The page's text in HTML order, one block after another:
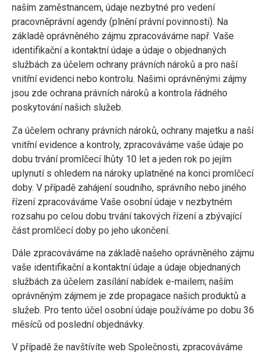
naším zaměstnancem, údaje nezbytné pro vedení
pracovněprávní agendy (plnění právní povinnosti). Na
základě oprávněného zájmu zpracováváme např. Vaše
identifikační a kontaktní údaje a údaje o objednaných
službách za účelem ochrany právních nároků a pro naší
vnitřní evidenci nebo kontrolu. Našimi oprávněnými zájmy
jsou zde ochrana právních nároků a kontrola řádného
poskytování našich služeb.
Za účelem ochrany právních nároků, ochrany majetku a naší
vnitřní evidence a kontroly, zpracováváme vaše údaje po
dobu trvání promlčecí lhůty 10 let a jeden rok po jejím
uplynutí s ohledem na nároky uplatněné na konci promlčecí
doby. V případě zahájení soudního, správního nebo jiného
řízení zpracováváme Vaše osobní údaje v nezbytném
rozsahu po celou dobu trvání takových řízení a zbývající
část promlčecí doby po jeho ukončení.
Dále zpracováváme na základě našeho oprávněného zájmu
vaše identifikační a kontaktní údaje a údaje objednaných
službách za účelem zasílání nabídek e-mailem; naším
oprávněným zájmem je zde propagace našich produktů a
služeb. Pro tento účel osobní údaje používáme po dobu 36
měsíců od poslední objednávky.
V případě že navštívíte web Společnosti, zpracováváme